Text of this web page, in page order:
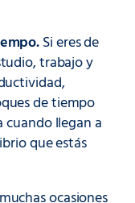
Si eres de
trabajo y
de tiempo
cuando llegan a
que estás